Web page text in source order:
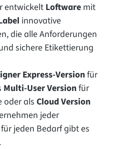
entwickelt Loftware mit
innovative
die alle Anforderungen
sichere Etikettierung
Express-Versionfür
Multi-User Versionfür
oder alsCloud Version
jeder
jeden Bedarf gibt es